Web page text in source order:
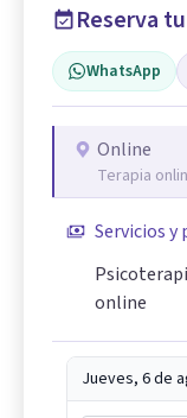
Reserva
WhatsApp
Online
Terapia
Servicios y
online
Jueves, 6 de